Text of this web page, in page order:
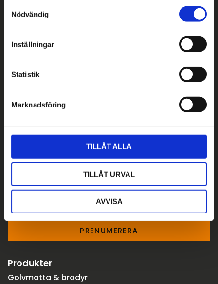
Nödvändig
Inställningar
Statistik
Marknadsföring
TILLÅT ALLA
TILLÅT URVAL
AVVISA
Kontakt
Org.nr. 556897-1559
Kontakta oss
Prenumerera på vårt nyhetsbrev
Skriv din e-post
PRENUMERERA
Produkter
Golvmatta & brodyr